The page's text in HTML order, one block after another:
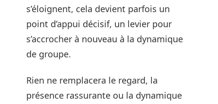
s’éloignent, cela devient parfois un
point d’appui décisif, un levier pour
s’accrocher à nouveau à la dynamique
de groupe.
Rien ne remplacera le regard, la
présence rassurante ou la dynamique